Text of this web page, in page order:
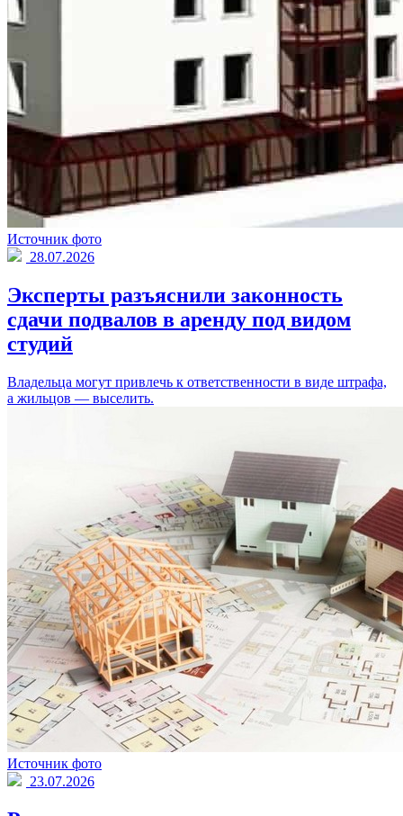
Источник фото
28.07.2026
Эксперты разъяснили законность
сдачи подвалов в аренду под видом
студий
Владельца могут привлечь к ответственности в виде штрафа,
а жильцов — выселить.
Источник фото
23.07.2026